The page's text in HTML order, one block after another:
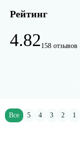
Рейтинг
4.82 158 отзывов
Все 5 4 3 2 1